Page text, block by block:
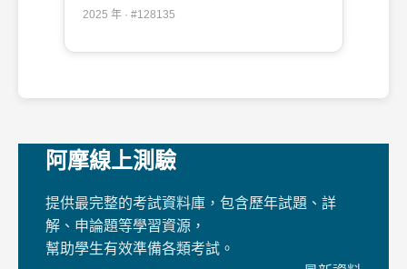
2025 年 · #128135
阿摩線上測驗
提供最完整的考試資料庫，包含歷年試題、詳
解、申論題等學習資源，
幫助學生有效準備各類考試。